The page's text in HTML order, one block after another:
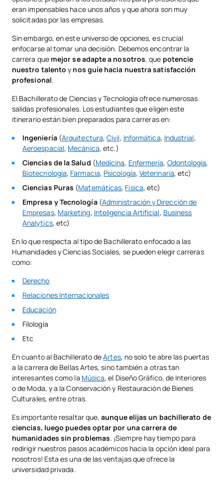
eran impensables hace unos años y que ahora son muy
solicitadas por las empresas.
Sin embargo, en este universo de opciones, es crucial
enfocarse al tomar una decisión. Debemos encontrar la
carrera quemejor se adapte a nosotros, que potencie
nuestro talento y nos guíe hacia nuestra satisfacción
profesional.
El Bachillerato de Ciencias y Tecnología ofrece numerosas
salidas profesionales. Los estudiantes que eligen este
itinerario están bien preparados para carreras en:
Ingeniería(Arquitectura,Civil, Informática, Industrial,
Aeroespacial, Mecánica, etc.)
Ciencias de la Salud (Medicina, Enfermería, Odontología,
Biotecnología, Farmacia, Psicología,Veterinaria, etc)
Ciencias Puras (Matemáticas, Física, etc)
Empresa y Tecnología(Administración y Dirección de
Empresas, Marketing, Inteligencia Artificial, Business
Analytics, etc)
En lo que respecta al tipo de Bachillerato enfocado a las
Humanidades y Ciencias Sociales, se pueden elegir carreras
como:
Derecho
Relaciones Internacionales
Educación
Filología
Etc
En cuanto al Bachillerato deArtes, no solo te abre las puertas
a la carrera de Bellas Artes, sino también a otras tan
interesantes como la Música, el Diseño Gráfico, de Interiores
o de Moda, y a la Conservación y Restauración de Bienes
Culturales, entre otras.
Es importante resaltar que,aunque elijas un bachillerato de
ciencias, luego puedes optar por una carrera de
humanidades sin problemas. ¡Siempre hay tiempo para
redirigir nuestros pasos académicos hacia la opción ideal para
nosotros! Esta es una de las ventajas que ofrece la
universidad privada.